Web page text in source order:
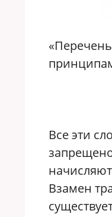
Все эти
Взамен